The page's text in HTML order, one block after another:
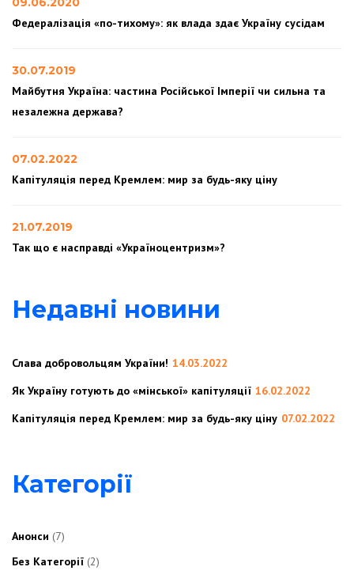
Федералізація «по-тихому»: як влада здає Україну сусідам
30.07.2019
Майбутня Україна: частина Російської Імперії чи сильна та
незалежна держава?
07.02.2022
Капітуляція перед Кремлем: мир за будь-яку ціну
21.07.2019
Так що є насправді «Україноцентризм»?
Недавні новини
Слава добровольцям України! 14.03.2022
Як Україну готують до «мінської» капітуляції 16.02.2022
Капітуляція перед Кремлем: мир за будь-яку ціну 07.02.2022
Категорії
Анонси (7)
Без Категорії (2)